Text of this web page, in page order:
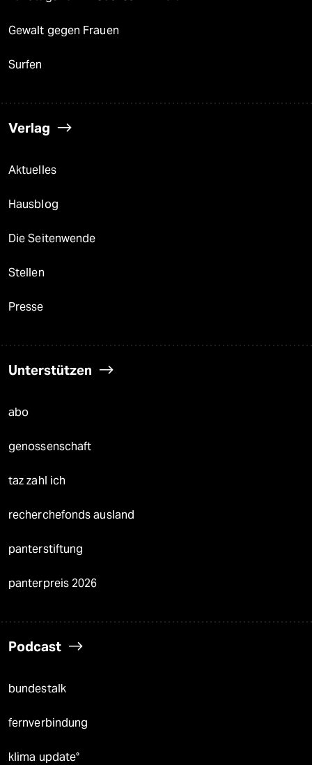
Gewalt gegen Frauen
Surfen
Verlag
Aktuelles
Hausblog
Die Seitenwende
Stellen
Presse
Unterstützen
abo
genossenschaft
taz zahl ich
recherchefonds ausland
panterstiftung
panterpreis 2026
Podcast
bundestalk
fernverbindung
klima update°